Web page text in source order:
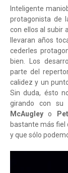
Inteligente
protagonista de
con ellos al subir
llevaran años
cederles
bien. Los
parte del
calidez y un
Sin duda, ésto
girando con su
McAugley o
bastante más fiel
y que sólo